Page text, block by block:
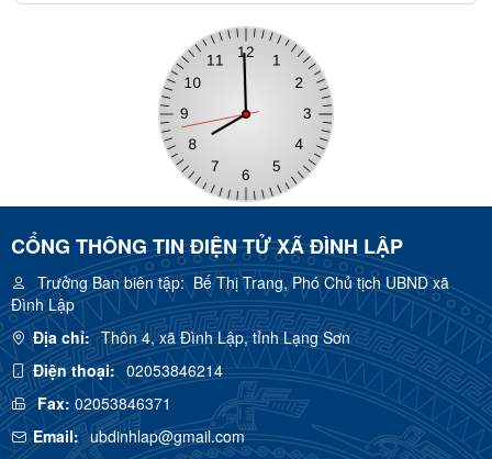
CỔNG THÔNG TIN ĐIỆN TỬ XÃ ĐÌNH LẬP
Trưởng Ban biên tập:Bế Thị Trang, Phó Chủ tịch UBND xã
Đình Lập
Địa chỉ: Thôn 4, xã Đình Lập, tỉnh Lạng Sơn
Điện thoại: 02053846214
Fax:02053846371
Email: ubdinhlap@gmail.com